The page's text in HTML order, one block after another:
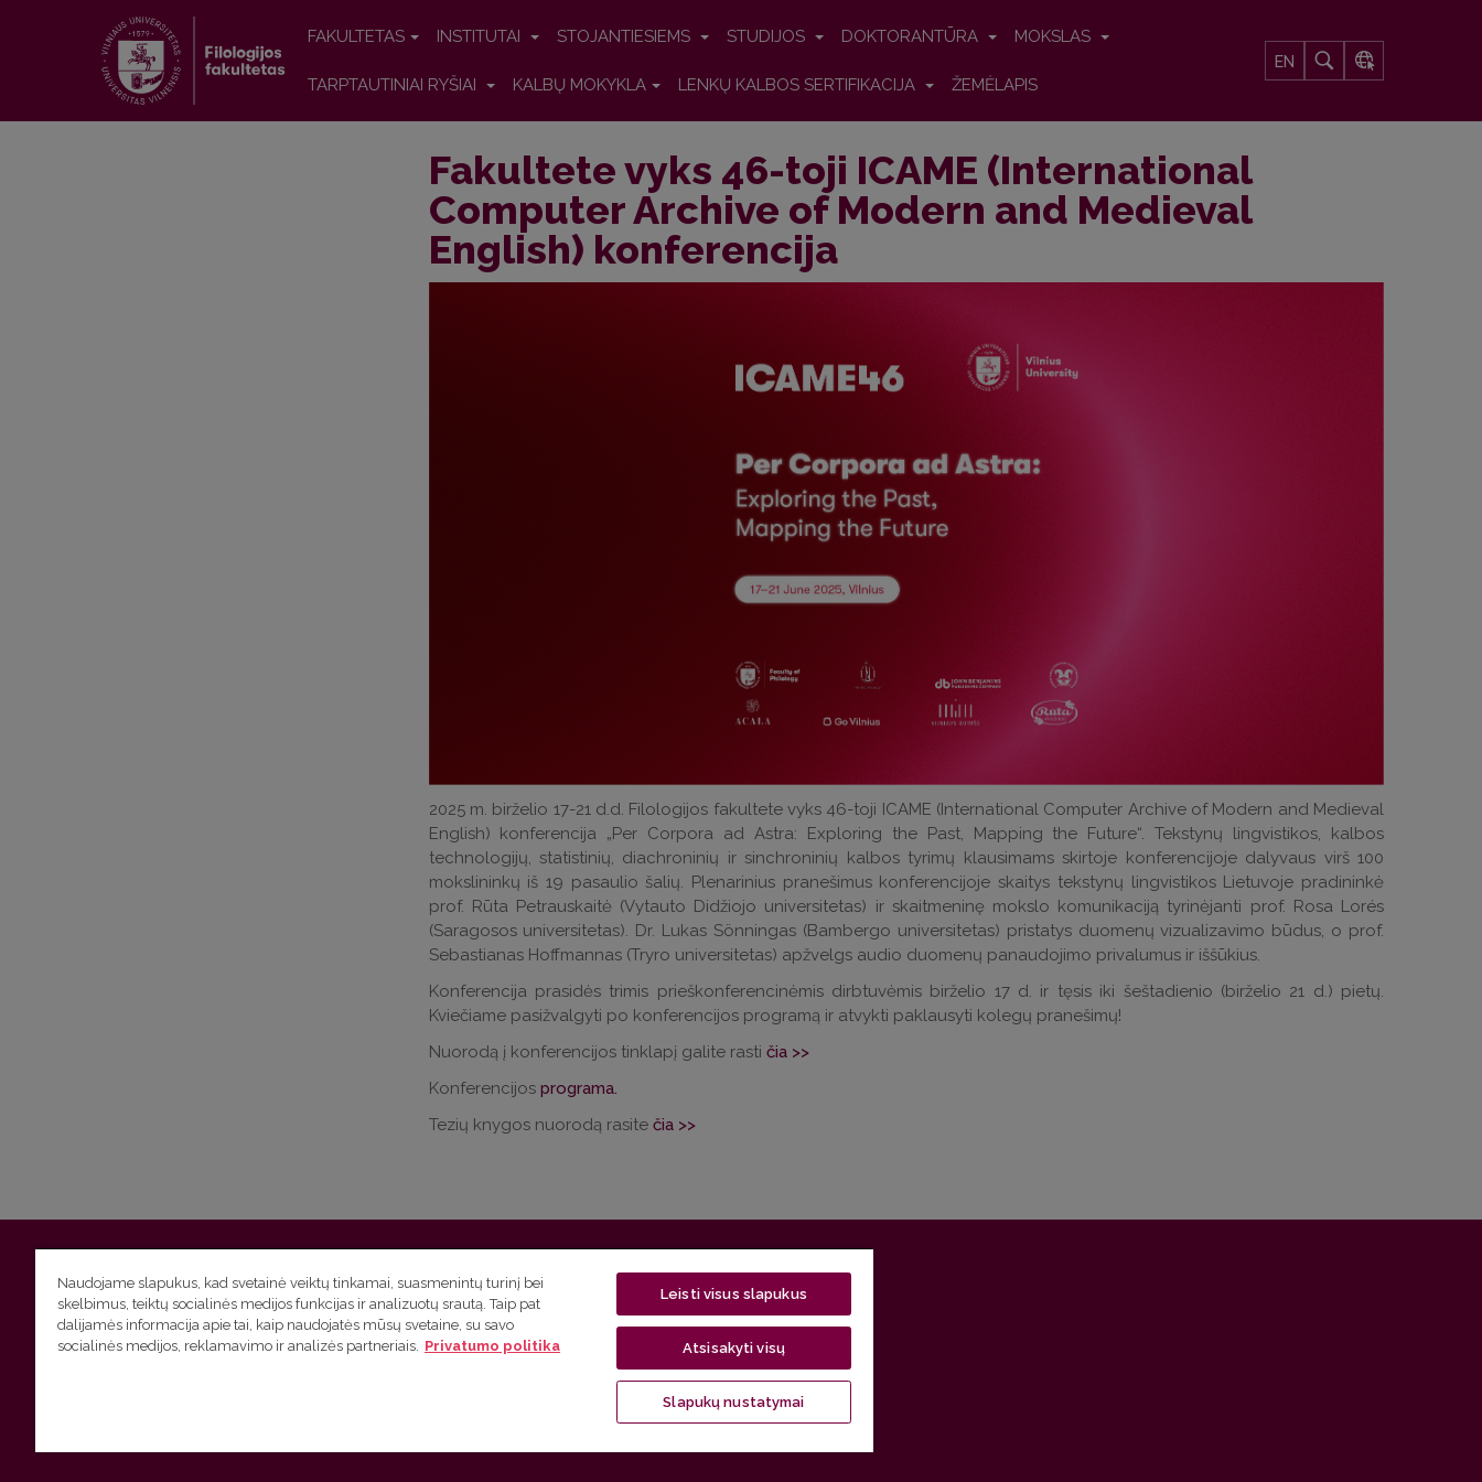
FAKULTETAS INSTITUTAI STOJANTIESIEMS STUDIJOS DOKTORANTŪRA MOKSLAS
TARPTAUTINIAI RYŠIAI KALBŲ MOKYKLA LENKŲ KALBOS SERTIFIKACIJA ŽEMĖLAPIS
EN
Fakultete vyks 46-toji ICAME (International
Computer Archive of Modern and Medieval
English) konferencija
2025 m. birželio 17-21 d.d. Filologijos fakultete vyks 46-toji ICAME (International Computer Archive of Modern and Medieval
English) konferencija „Per Corpora ad Astra: Exploring the Past, Mapping the Future“. Tekstynų lingvistikos, kalbos
technologijų, statistinių, diachroninių ir sinchroninių kalbos tyrimų klausimams skirtoje konferencijoje dalyvaus virš 100
mokslininkų iš 19 pasaulio šalių. Plenarinius pranešimus konferencijoje skaitys tekstynų lingvistikos Lietuvoje pradininkė
prof. Rūta Petrauskaitė (Vytauto Didžiojo universitetas) ir skaitmeninę mokslo komunikaciją tyrinėjanti prof. Rosa Lorés
(Saragosos universitetas). Dr. Lukas Sönningas (Bambergo universitetas) pristatys duomenų vizualizavimo būdus, o prof.
Sebastianas Hoffmannas (Tryro universitetas) apžvelgs audio duomenų panaudojimo privalumus ir iššūkius.
Konferencija prasidės trimis prieškonferencinėmis dirbtuvėmis birželio 17 d. ir tęsis iki šeštadienio (birželio 21 d.) pietų.
Kviečiame pasižvalgyti po konferencijos programą ir atvykti paklausyti kolegų pranešimų!
Nuorodą į konferencijos tinklapį galite rasti čia >>
Konferencijos programa.
Tezių knygos nuorodą rasite čia >>
Vilniaus universitetas Filologijos fakultetas | Universiteto g. 5, LT-01131 Vilnius
Studijų skyriaus(studijų ir tvarkaraščio klausimai) tel. (0 5) 268 7208 | El. paštasstudijos@flf.vu.lt
Administracijos(personalo, auditorijų ir komunikacijos klausimai) tel. (0 5) 268 7207 | El. paštasflf@flf.vu.lt
https://www.flf.vu.lt/lsk| El. paštasandrius.apinis@flf.vu.lt
Naudojame slapukus, kad svetainė veiktų tinkamai, suasmenintų turinį bei
skelbimus, teiktų socialinės medijos funkcijas ir analizuotų srautą. Taip pat
dalijamės informacija apie tai, kaip naudojatės mūsų svetaine, su savo
socialinės medijos, reklamavimo ir analizės partneriais. Privatumo politika
Leisti visus slapukus
Atsisakyti visų
Slapukų nustatymai